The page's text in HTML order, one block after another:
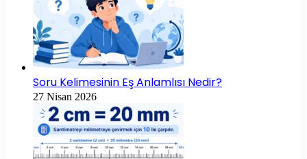
Soru Kelimesinin Eş Anlamlısı Nedir?
27 Nisan 2026